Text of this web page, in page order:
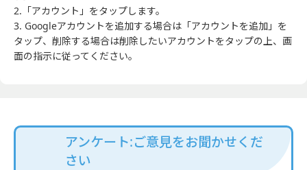
2.「アカウント」をタップします。
3. Googleアカウントを追加する場合は「アカウントを追加」を
タップ、削除する場合は削除したいアカウントをタップの上、画
面の指示に従ってください。
アンケート:ご意見をお聞かせくだ
さい